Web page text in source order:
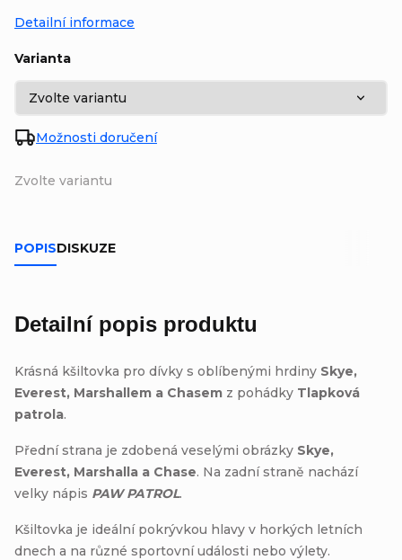
Zvolte variantu
Varianta
Možnosti doručení
Detailní informace
POPISDISKUZE
Detailní popis produktu
Krásná kšiltovka pro dívky s oblíbenými hrdiny Skye,
Everest, Marshallem a Chasem z pohádky Tlapková
patrola.
Přední strana je zdobená veselými obrázky Skye,
Everest, Marshalla a Chase. Na zadní straně nachází
velky nápis PAW PATROL.
Kšiltovka je ideální pokrývkou hlavy v horkých letních
dnech a na různé sportovní události nebo výlety.